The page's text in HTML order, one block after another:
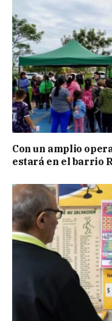
Con un amplio
estará en el barrio